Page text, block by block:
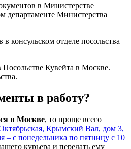
в Министерстве
департаменте Министерства
Кувейта в Москве.
в работу?
в Москве, то проще всего
Крымский Вал, дом 3,
– с понедельника по пятницу с 10
курьера и передать ему